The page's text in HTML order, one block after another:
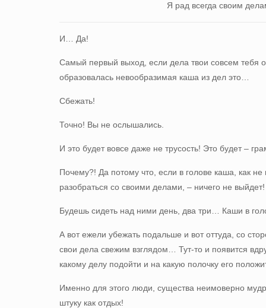
Я рад всегда своим
И… Да!
Самый первый выход, если дела твои совсем тебя
образовалась невообразимая каша из дел это…
Сбежать!
Точно! Вы не ослышались.
И это будет вовсе даже не трусость! Это будет –
Почему?! Да потому что, если в голове каша, как не
разобраться со своими делами, – ничего не выйдет!
Будешь сидеть над ними день, два три… Каши в
А вот ежели убежать подальше и вот оттуда, со
свои дела свежим взглядом… Тут-то и появится
какому делу подойти и на какую полочку его
Именно для этого люди, существа неимоверно
штуку как отдых!